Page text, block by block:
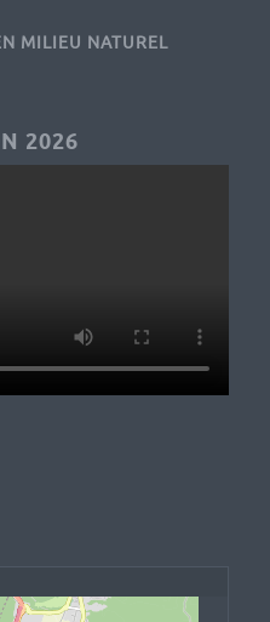
MILIEU NATUREL
2026